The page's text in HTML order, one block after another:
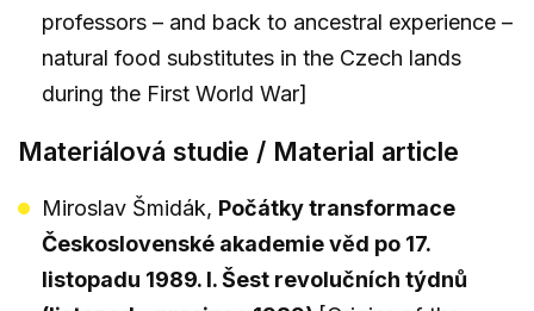
professors – and back to ancestral experience –
natural food substitutes in the Czech lands
during the First World War]
Materiálová studie / Material article
Miroslav Šmidák, Počátky transformace
Československé akademie věd po 17.
listopadu 1989. I. Šest revolučních týdnů